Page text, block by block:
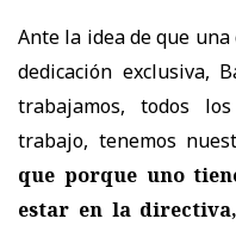
Ante la idea de que
dedicación exclusiva,
trabajamos, todos
trabajo, tenemos
que porque uno
estar en la